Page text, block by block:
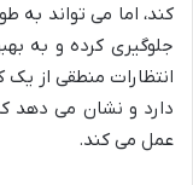
کند، اما می تواند
جلوگیری کرده و به
انتظارات منطقی از
دارد و نشان می دهد
عمل می کند.